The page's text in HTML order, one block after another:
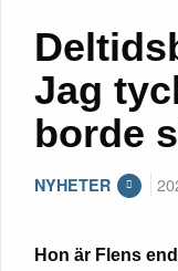
Jag
borde
NYHETER
Hon är Flens